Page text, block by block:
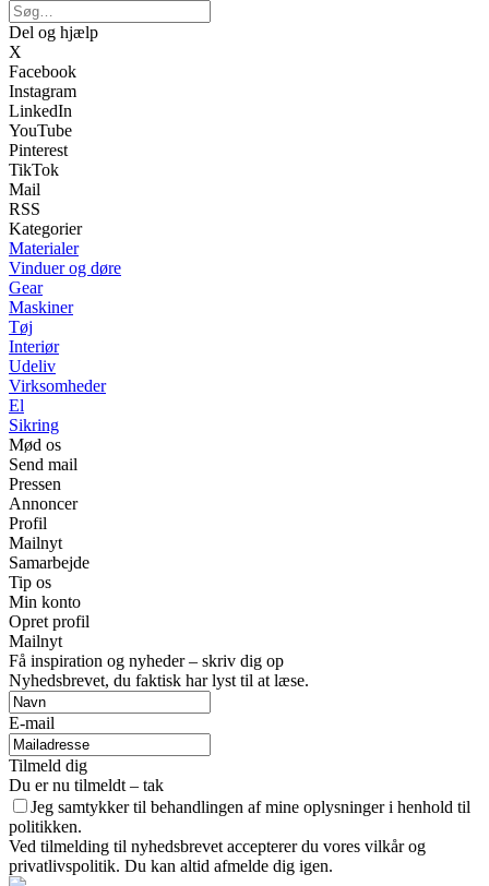
Del og hjælp
X
Facebook
Instagram
LinkedIn
YouTube
Pinterest
TikTok
Mail
RSS
Kategorier
Materialer
Vinduer og døre
Gear
Maskiner
Tøj
Interiør
Udeliv
Virksomheder
El
Sikring
Mød os
Send mail
Pressen
Annoncer
Profil
Mailnyt
Samarbejde
Tip os
Min konto
Opret profil
Mailnyt
Få inspiration og nyheder – skriv dig op
Nyhedsbrevet, du faktisk har lyst til at læse.
E-mail
Tilmeld dig
Du er nu tilmeldt – tak
Jeg samtykker til behandlingen af mine oplysninger i henhold til
politikken.
Ved tilmelding til nyhedsbrevet accepterer du vores vilkår og
privatlivspolitik. Du kan altid afmelde dig igen.